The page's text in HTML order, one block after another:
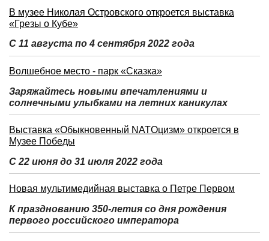
В музее Николая Островского откроется выставка
«Грезы о Кубе»
С 11 августа по 4 сентября 2022 года
Волшебное место - парк «Сказка»
Заряжайтесь новыми впечатлениями и
солнечными улыбками на летних каникулах
Выставка «Обыкновенный NATOцизм» откроется в
Музее Победы
С 22 июня до 31 июля 2022 года
Новая мультимедийная выставка о Петре Первом
К празднованию 350-летия со дня рождения
первого российского императора